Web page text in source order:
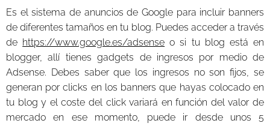
Es el sistema de anuncios de Google para incluir banners
de diferentes tamaños en tu blog. Puedes acceder a través
de https://www.google.es/adsense o si tu blog está en
blogger, allí tienes gadgets de ingresos por medio de
Adsense. Debes saber que los ingresos no son fijos, se
generan por clicks en los banners que hayas colocado en
tu blog y el coste del click variará en función del valor de
mercado en ese momento, puede ir desde unos 5